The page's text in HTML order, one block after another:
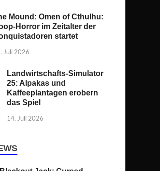
Mound: Omen of Cthulhu:
Horror im Zeitalter der
startet
Juli 2026
Landwirtschafts-Simulator
25: Alpakas und
Kaffeeplantagen erobern
das Spiel
14. Juli 2026